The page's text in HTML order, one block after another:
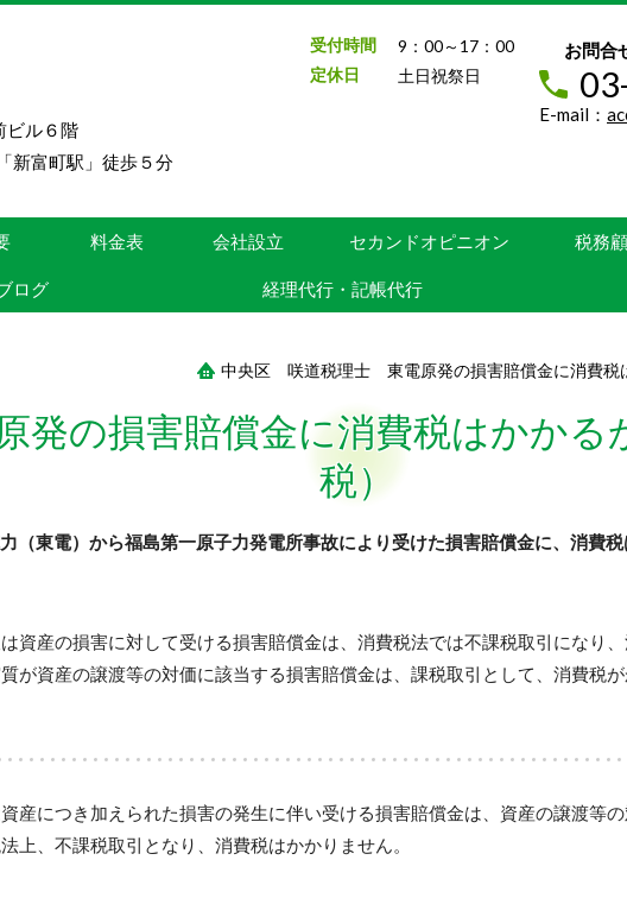
ル６階
新富町駅」徒歩５分
受付時間
9：00～17：00
定休日
土日祝祭日
お問合
E-mail：
料金表 会社設立 セカンドオピニオン 税務
ログ 経理代行・記帳代行
中央区 咲道税理士 東電原発の損害賠償金に消費税
発の損害賠償金に消費税はかか
税）
（東電）から福島第一原子力発電所事故により受けた損害賠償金に、消費税
資産の損害に対して受ける損害賠償金は、消費税法では不課税取引になり
が資産の譲渡等の対価に該当する損害賠償金は、課税取引として、消費税
産につき加えられた損害の発生に伴い受ける損害賠償金は、資産の譲渡等
上、不課税取引となり、消費税はかかりません。